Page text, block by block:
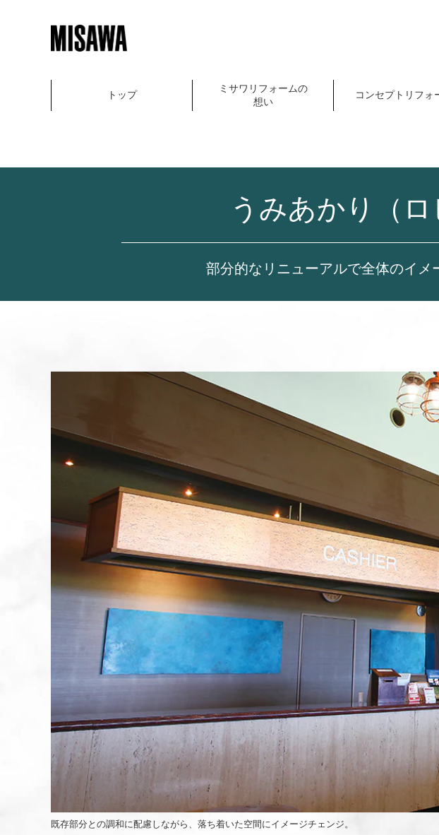
トップ
ミサワリフォームの
想い
コンセプトリフォ
うみあかり（ロ
部分的なリニューアルで全体のイメ
既存部分との調和に配慮しながら、落ち着いた空間にイメージチェンジ。